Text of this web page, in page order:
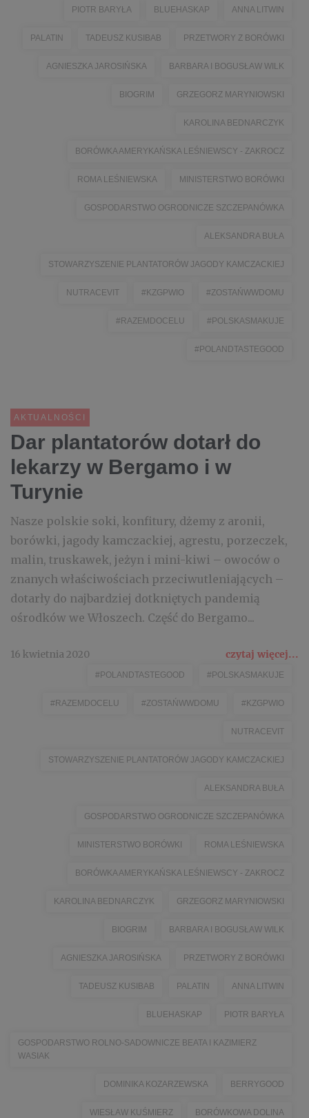
PIOTR BARYŁA BLUEHASKAP ANNA LITWIN
PALATIN TADEUSZ KUSIBAB PRZETWORY Z BORÓWKI
AGNIESZKA JAROSIŃSKA BARBARA I BOGUSŁAW WILK
BIOGRIM GRZEGORZ MARYNIOWSKI
KAROLINA BEDNARCZYK
BORÓWKA AMERYKAŃSKA LEŚNIEWSCY - ZAKROCZ
ROMA LEŚNIEWSKA MINISTERSTWO BORÓWKI
GOSPODARSTWO OGRODNICZE SZCZEPANÓWKA
ALEKSANDRA BUŁA
STOWARZYSZENIE PLANTATORÓW JAGODY KAMCZACKIEJ
NUTRACEVIT #KZGPWIO #ZOSTAŃWWDOMU
#RAZEMDOCELU #POLSKASMAKUJE
#POLANDTASTEGOOD
AKTUALNOŚCI
Dar plantatorów dotarł do
lekarzy w Bergamo i w
Turynie
Nasze polskie soki, konfitury, dżemy z aronii,
borówki, jagody kamczackiej, agrestu, porzeczek,
malin, truskawek, jeżyn i mini-kiwi – owoców o
znanych właściwościach przeciwutleniających –
dotarły do najbardziej dotkniętych pandemią
ośrodków we Włoszech. Część do Bergamo...
16 kwietnia 2020 czytaj więcej...
#POLANDTASTEGOOD #POLSKASMAKUJE
#RAZEMDOCELU #ZOSTAŃWWDOMU #KZGPWIO
NUTRACEVIT
STOWARZYSZENIE PLANTATORÓW JAGODY KAMCZACKIEJ
ALEKSANDRA BUŁA
GOSPODARSTWO OGRODNICZE SZCZEPANÓWKA
MINISTERSTWO BORÓWKI ROMA LEŚNIEWSKA
BORÓWKA AMERYKAŃSKA LEŚNIEWSCY - ZAKROCZ
KAROLINA BEDNARCZYK GRZEGORZ MARYNIOWSKI
BIOGRIM BARBARA I BOGUSŁAW WILK
AGNIESZKA JAROSIŃSKA PRZETWORY Z BORÓWKI
TADEUSZ KUSIBAB PALATIN ANNA LITWIN
BLUEHASKAP PIOTR BARYŁA
GOSPODARSTWO ROLNO-SADOWNICZE BEATA I KAZIMIERZ
WASIAK
DOMINIKA KOZARZEWSKA BERRYGOOD
WIESŁAW KUŚMIERZ BORÓWKOWA DOLINA